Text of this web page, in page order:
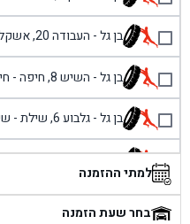
בן גל - העבודה 20, אשקלון - אשקלון
בן גל - השיש 8, חיפה - חיפה
בן גל - גלבוע 6, שילת - שילת
בן גל - פוריידיס, כניסה
בן גל - שכונת אזור
למתי ההזמנה
בחר שעת הזמנה